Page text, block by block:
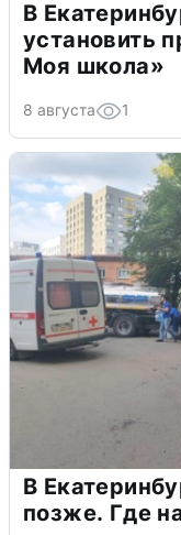
В
установить
Моя школа»
8 августа 1
В
позже. Где